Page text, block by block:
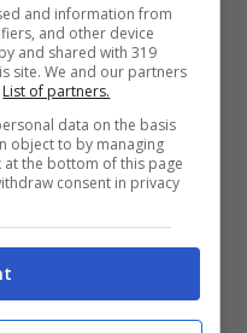
del team
con Salvatore
Daniele Massaro
personaggi noti
Paolo De
Mair (ottavi) e
and information from
and other device
and shared with 319
site. We and our partners
List of partners.
data on the basis
object to by managing
the bottom of this page
consent in privacy